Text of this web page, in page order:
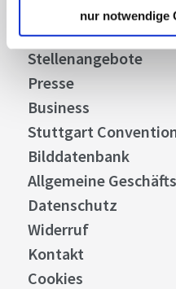
nur notwendige
Über uns
Stellenangebote
Presse
Business
Stuttgart
Bilddatenbank
Allgemeine
Datenschutz
Widerruf
Kontakt
Cookies